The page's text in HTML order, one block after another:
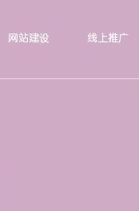
网站建设 线上推广